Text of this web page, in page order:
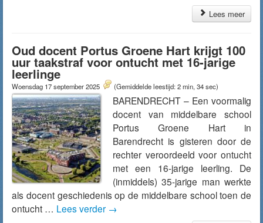
Lees meer
Oud docent Portus Groene Hart krijgt 100
uur taakstraf voor ontucht met 16-jarige
leerlinge
Woensdag 17 september 2025 (Gemiddelde leestijd: 2 min, 34 sec)
BARENDRECHT – Een voormalig
docent van middelbare school
Portus Groene Hart in
Barendrecht is gisteren door de
rechter veroordeeld voor ontucht
met een 16-jarige leerling. De
(inmiddels) 35-jarige man werkte
als docent geschiedenis op de middelbare school toen de
ontucht … Lees verder →